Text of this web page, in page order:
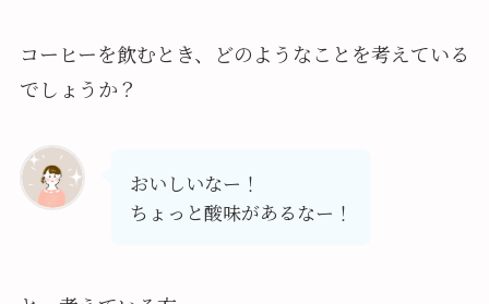
コーヒーを飲むとき、どのようなことを考えている
でしょうか？
おいしいなー！
ちょっと酸味があるなー！